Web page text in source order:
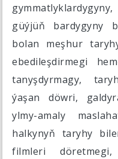
güýjüň bardygyny
bolan meşhur
ebedileşdirmegi
tanyşdyrmagy,
ýaşan döwri,
ylmy-amaly
halkynyň taryhy
filmleri